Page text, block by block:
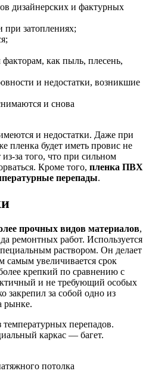
дизайнерских и фактурных
при затоплениях;
как пыль, плесень,
и недостатки, возникшие
и снова
и недостатки. Даже при
пленка будет иметь провис не
за того, что при сильном
Кроме того, пленка ПВХ
перепады.
прочных видов материалов,
ремонтных работ. Используется
раствором. Он делает
самым увеличивается срок
крепкий по сравнению с
и не требующий особых
закрепил за собой одно из
рынке.
перепадов.
каркас — багет.